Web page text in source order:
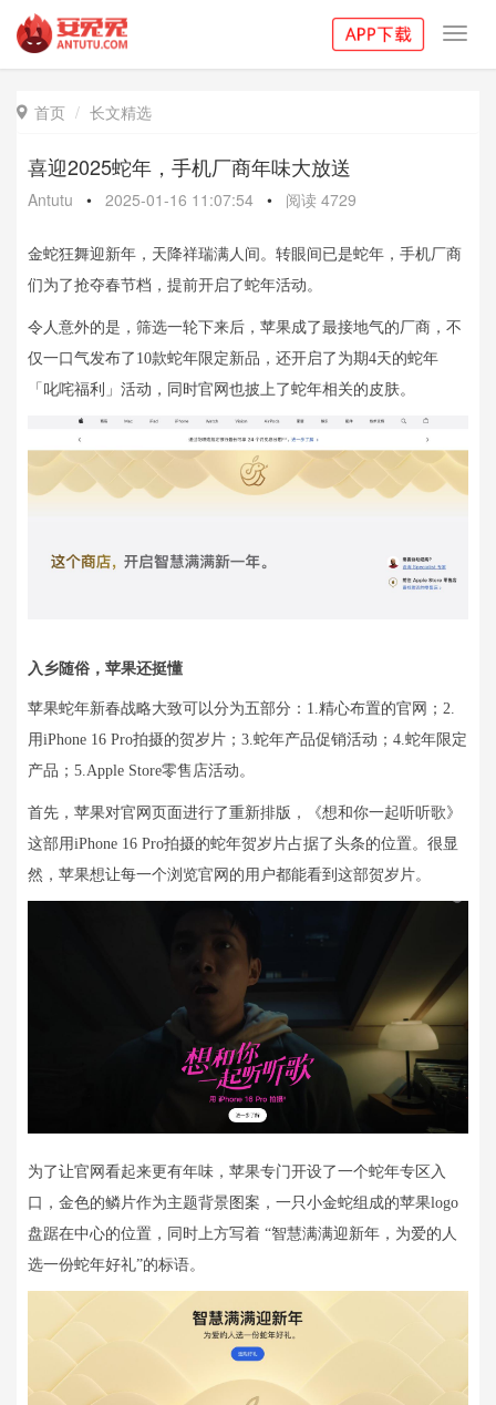
 首页 长文精选
喜迎2025蛇年，手机厂商年味大放送
Antutu • 2025-01-16 11:07:54 • 阅读 4729
金蛇狂舞迎新年，天降祥瑞满人间。 转眼间已是蛇年，手机厂商
们为了抢夺春节档，提前开启了蛇年活动。
令人意外的是，筛选一轮下来后，苹果成了最接地气的厂商，不
仅一口气发布了10款蛇年限定新品，还开启了为期4天的蛇年
「叱咤福利」活动，同时官网也披上了蛇年相关的皮肤。
入乡随俗，苹果还挺懂
苹果蛇年新春战略大致可以分为五部分：1.精心布置的官网；2.
用iPhone 16 Pro拍摄的贺岁片；3.蛇年产品促销活动；4.蛇年限定
产品；5.Apple Store零售店活动。
首先，苹果对官网页面进行了重新排版，《想和你一起听听歌》
这部用iPhone 16 Pro拍摄的蛇年贺岁片占据了头条的位置。很显
然，苹果想让每一个浏览官网的用户都能看到这部贺岁片。
为了让官网看起来更有年味，苹果专门开设了一个蛇年专区入
口，金色的鳞片作为主题背景图案，一只小金蛇组成的苹果logo
盘踞在中心的位置，同时上方写着 “智慧满满迎新年，为爱的人
选一份蛇年好礼”的标语。